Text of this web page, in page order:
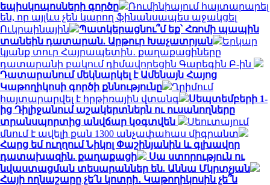
եպիսկոպոսների գործը
Ռումինիայում հայտարարել
են, որ այլևս չեն կարող ֆինանսապես աջակցել
Ուկրաինային
Պատկերացնու՞մ եք՝ Հռոմի պապին
տանեին դատարան. Արթուր Խաչատրյան
Երկար
կյանք տուր Հայրապետին․ քաղաքացիները
դատարանի բակում դիմավորեցին Գարեգին Բ-ին
Դատարանում մեկնարկել է Ամենայն Հայոց
Կաթողիկոսի գործի քննությունը
Ղրիմում
հայտարարվել է հրթիռային վտանգ
Սեպտեմբերի 1-
ից Դիլիջանում աշակերտներն ու ուսանողները
տրանսպորտից անվճար կօգտվեն
Սեուտայում
մնում է ավելի քան 1300 անչափահաս միգրանտ
Հարց եմ ուղղում Նիկոլ Փաշինյանին և գլխավոր
դատախազին. քաղաքացի
Սա ստորություն ու
նվաստացման տեսարաններ են. Աննա Մկրտչյան
Հայի ողնաշարը չե՛ն կոտրի․ Կաթողիկոսին չե՞ն